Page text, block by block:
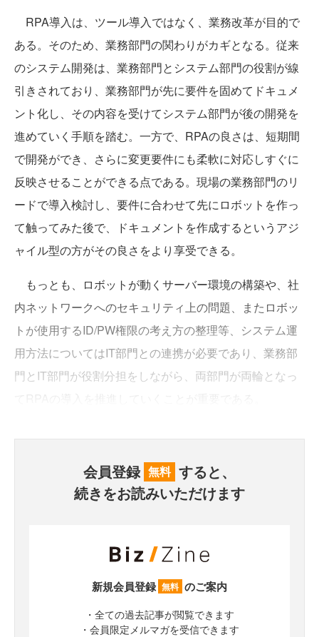
RPA導入は、ツール導入ではなく、業務改革が目的で
ある。そのため、業務部門の関わりがカギとなる。従来
のシステム開発は、業務部門とシステム部門の役割が線
引きされており、業務部門が先に要件を固めてドキュメ
ント化し、その内容を受けてシステム部門が後の開発を
進めていく手順を踏む。一方で、RPAの良さは、短期間
で開発ができ、さらに変更要件にも柔軟に対応しすぐに
反映させることができる点である。現場の業務部門のリ
ードで導入検討し、要件に合わせて先にロボットを作っ
て触ってみた後で、ドキュメントを作成するというアジ
ャイル型の方がその良さをより享受できる。
もっとも、ロボットが動くサーバー環境の構築や、社
内ネットワークへのセキュリティ上の問題、またロボッ
トが使用するID/PW権限の考え方の整理等、システム運
用方法についてはIT部門との連携が必要であり、業務部
門とIT部門が役割分担をしながら、両部門が両輪となっ
会員登録 無料 すると、
続きをお読みいただけます
新規会員登録 無料 のご案内
・全ての過去記事が閲覧できます
・会員限定メルマガを受信できます